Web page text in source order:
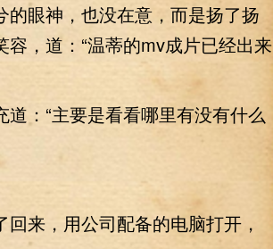
眼神，也没在意，而是扬了扬
，道：“温蒂的mv成片已经出来
“主要是看看哪里有没有什么
来，用公司配备的电脑打开，